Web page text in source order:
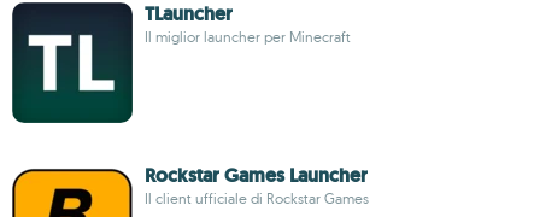
TLauncher
Il miglior launcher per Minecraft
Rockstar Games Launcher
Il client ufficiale di Rockstar Games